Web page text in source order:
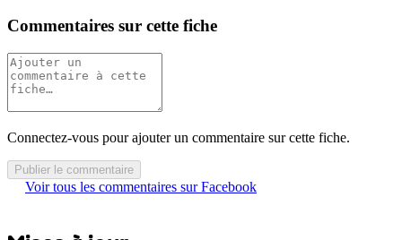
Commentaires sur cette fiche
Connectez-vous pour ajouter un commentaire sur cette fiche.
Publier le commentaire
Voir tous les commentaires sur Facebook